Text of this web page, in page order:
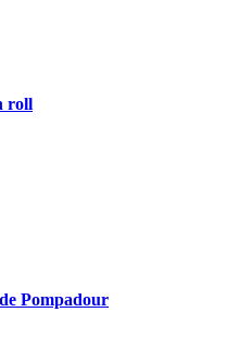
roll
Pompadour